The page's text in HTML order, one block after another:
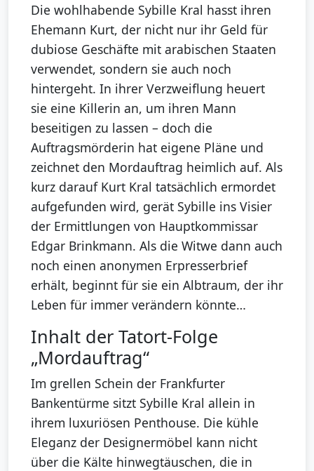
Die wohlhabende Sybille Kral hasst ihren
Ehemann Kurt, der nicht nur ihr Geld für
dubiose Geschäfte mit arabischen Staaten
verwendet, sondern sie auch noch
hintergeht. In ihrer Verzweiflung heuert
sie eine Killerin an, um ihren Mann
beseitigen zu lassen – doch die
Auftragsmörderin hat eigene Pläne und
zeichnet den Mordauftrag heimlich auf. Als
kurz darauf Kurt Kral tatsächlich ermordet
aufgefunden wird, gerät Sybille ins Visier
der Ermittlungen von Hauptkommissar
Edgar Brinkmann. Als die Witwe dann auch
noch einen anonymen Erpresserbrief
erhält, beginnt für sie ein Albtraum, der ihr
Leben für immer verändern könnte…
Inhalt der Tatort-Folge
„Mordauftrag“
Im grellen Schein der Frankfurter
Bankentürme sitzt Sybille Kral allein in
ihrem luxuriösen Penthouse. Die kühle
Eleganz der Designermöbel kann nicht
über die Kälte hinwegtäuschen, die in